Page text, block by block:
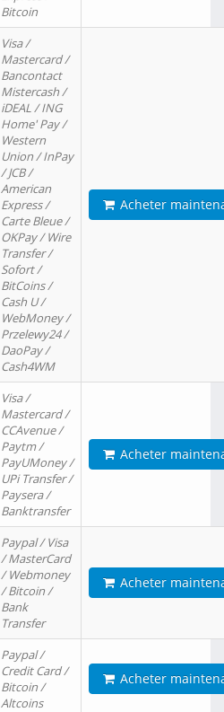
Bitcoin
Visa /
Mastercard /
Bancontact
Mistercash /
iDEAL / ING
Home' Pay /
Western
Union / InPay
/ JCB /
American
Express /
Carte Bleue /
OKPay / Wire
Transfer /
Sofort /
BitCoins /
Cash U /
WebMoney /
Przelewy24 /
DaoPay /
Cash4WM
Acheter
Visa /
Mastercard /
CCAvenue /
Paytm /
PayUMoney /
UPi Transfer /
Paysera /
Banktransfer
Acheter
Paypal / Visa
/ MasterCard
/ Webmoney
/ Bitcoin /
Bank
Transfer
Acheter
Paypal /
Credit Card /
Bitcoin /
Altcoins
Acheter